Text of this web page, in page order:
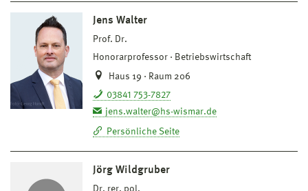
Jens Walter
Prof. Dr.
Honorarprofessor
Betriebswirtschaft
Haus 19 · Raum 206
03841 753-7827
jens.walter@hs-wismar.de
Persönliche Seite
Jörg Wildgruber
Dr. rer. pol.